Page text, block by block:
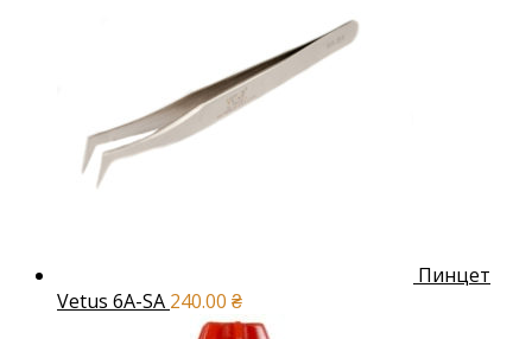
Пинцет
Vetus 6A-SA 240.00 ₴